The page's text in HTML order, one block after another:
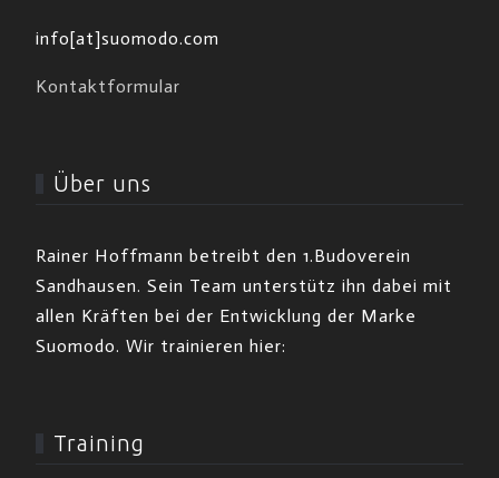
info[at]suomodo.com
Kontaktformular
Über uns
Rainer Hoffmann betreibt den 1.Budoverein
Sandhausen. Sein Team unterstütz ihn dabei mit
allen Kräften bei der Entwicklung der Marke
Suomodo. Wir trainieren hier:
Training